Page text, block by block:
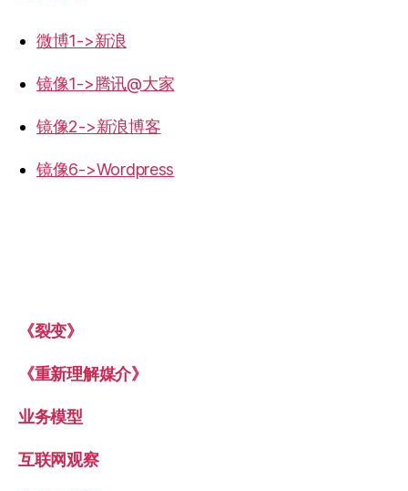
微博1->新浪
镜像1->腾讯@大家
镜像2->新浪博客
镜像6->Wordpress
《裂变》
《重新理解媒介》
业务模型
互联网观察